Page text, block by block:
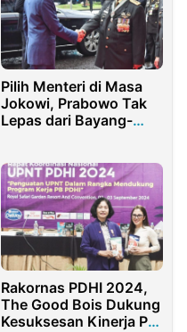
Pilih Menteri di Masa
Jokowi, Prabowo Tak
Lepas dari Bayang-
Rakornas PDHI 2024,
The Good Bois Dukung
Kesuksesan Kinerja PB